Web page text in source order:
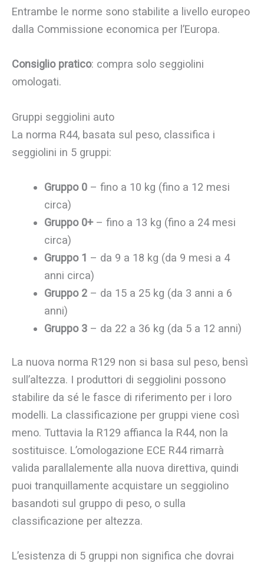
Entrambe le norme sono stabilite a livello europeo
dalla Commissione economica per l’Europa.
Consiglio pratico: compra solo seggiolini
omologati.
Gruppi seggiolini auto
La norma R44, basata sul peso, classifica i
seggiolini in 5 gruppi:
Gruppo 0– fino a 10 kg (fino a 12 mesi
circa)
Gruppo 0+– fino a 13 kg (fino a 24 mesi
circa)
Gruppo 1 – da 9 a 18 kg (da 9 mesi a 4
anni circa)
Gruppo 2– da 15 a 25 kg (da 3 anni a 6
anni)
Gruppo 3– da 22 a 36 kg (da 5 a 12 anni)
La nuova norma R129 non si basa sul peso, bensì
sull’altezza. I produttori di seggiolini possono
stabilire da sé le fasce di riferimento per i loro
modelli. La classificazione per gruppi viene così
meno. Tuttavia la R129 affianca la R44, non la
sostituisce. L’omologazione ECE R44 rimarrà
valida parallalemente alla nuova direttiva, quindi
puoi tranquillamente acquistare un seggiolino
basandoti sul gruppo di peso, o sulla
classificazione per altezza.
L’esistenza di 5 gruppi non significa che dovrai